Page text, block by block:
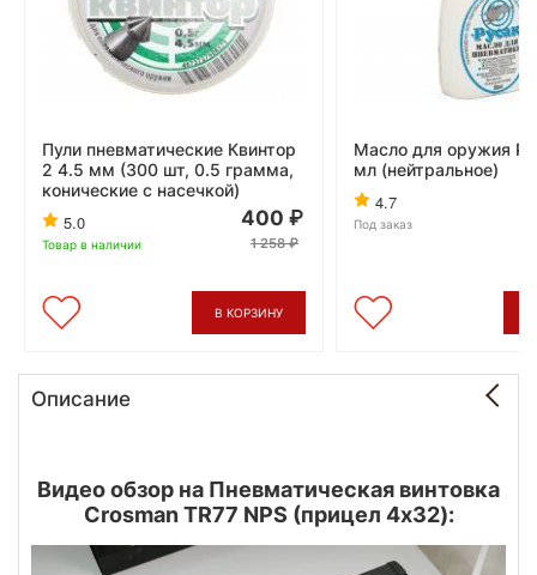
Пули пневматические Квинтор
2 4.5 мм (300 шт, 0.5 грамма,
конические с насечкой)
5.0
Товар в наличии
400
1 258
В КОРЗИНУ
Масло для оружия
мл (нейтральное)
4.7
Под заказ
Описание
Видео обзор на Пневматическая винтовка
Crosman TR77 NPS (прицел 4х32):